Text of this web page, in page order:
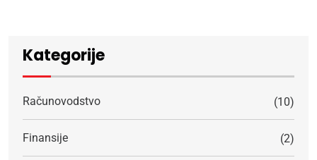
Kategorije
Računovodstvo (10)
Finansije (2)